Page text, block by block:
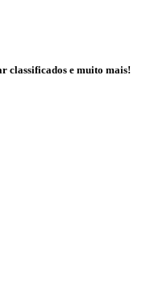
classificados e muito mais!